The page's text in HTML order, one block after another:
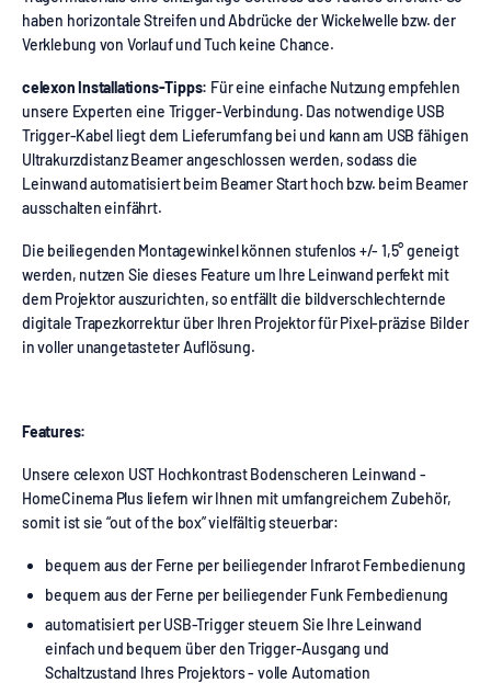
haben horizontale Streifen und Abdrücke der Wickelwelle bzw. der
Verklebung von Vorlauf und Tuch keine Chance.
celexon Installations-Tipps: Für eine einfache Nutzung empfehlen
unsere Experten eine Trigger-Verbindung. Das notwendige USB
Trigger-Kabel liegt dem Lieferumfang bei und kann am USB fähigen
Ultrakurzdistanz Beamer angeschlossen werden, sodass die
Leinwand automatisiert beim Beamer Start hoch bzw. beim Beamer
ausschalten einfährt.
Die beiliegenden Montagewinkel können stufenlos +/- 1,5° geneigt
werden, nutzen Sie dieses Feature um Ihre Leinwand perfekt mit
dem Projektor auszurichten, so entfällt die bildverschlechternde
digitale Trapezkorrektur über Ihren Projektor für Pixel-präzise Bilder
in voller unangetasteter Auflösung.
Features:
Unsere celexon UST Hochkontrast Bodenscheren Leinwand -
HomeCinema Plus liefern wir Ihnen mit umfangreichem Zubehör,
somit ist sie “out of the box” vielfältig steuerbar:
bequem aus der Ferne per beiliegender Infrarot Fernbedienung
bequem aus der Ferne per beiliegender Funk Fernbedienung
automatisiert per USB-Trigger steuern Sie Ihre Leinwand
einfach und bequem über den Trigger-Ausgang und
Schaltzustand Ihres Projektors - volle Automation